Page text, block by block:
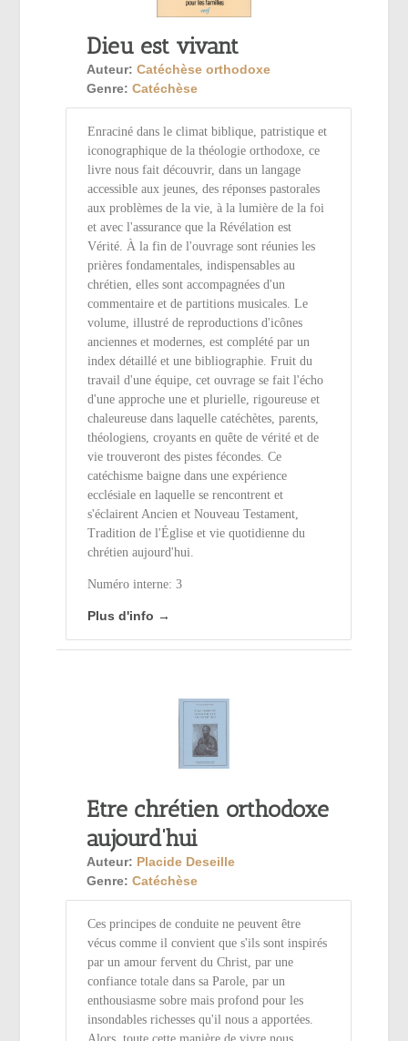
Dieu est vivant
Auteur: Catéchèse orthodoxe
Genre: Catéchèse
Enraciné dans le climat biblique, patristique et
iconographique de la théologie orthodoxe, ce
livre nous fait découvrir, dans un langage
accessible aux jeunes, des réponses pastorales
aux problèmes de la vie, à la lumière de la foi
et avec l'assurance que la Révélation est
Vérité. À la fin de l'ouvrage sont réunies les
prières fondamentales, indispensables au
chrétien, elles sont accompagnées d'un
commentaire et de partitions musicales. Le
volume, illustré de reproductions d'icônes
anciennes et modernes, est complété par un
index détaillé et une bibliographie. Fruit du
travail d'une équipe, cet ouvrage se fait l'écho
d'une approche une et plurielle, rigoureuse et
chaleureuse dans laquelle catéchètes, parents,
théologiens, croyants en quête de vérité et de
vie trouveront des pistes fécondes. Ce
catéchisme baigne dans une expérience
ecclésiale en laquelle se rencontrent et
s'éclairent Ancien et Nouveau Testament,
Tradition de l'Église et vie quotidienne du
chrétien aujourd'hui.
Numéro interne: 3
Plus d'info →
Etre chrétien orthodoxe
aujourd’hui
Auteur: Placide Deseille
Genre: Catéchèse
Ces principes de conduite ne peuvent être
vécus comme il convient que s'ils sont inspirés
par un amour fervent du Christ, par une
confiance totale dans sa Parole, par un
enthousiasme sobre mais profond pour les
insondables richesses qu'il nous a apportées.